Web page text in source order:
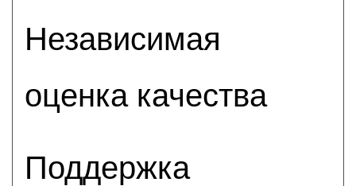
Независимая
оценка качества
Поддержка